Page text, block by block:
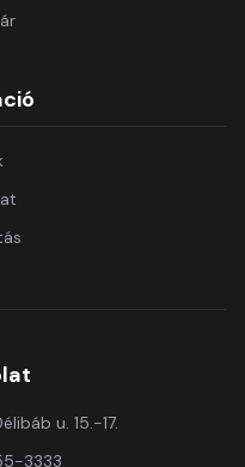
u. 15.-17.
3333